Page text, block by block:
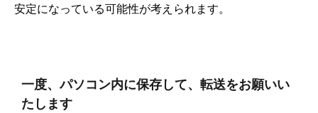
安定になっている可能性が考えられます。
一度、パソコン内に保存して、転送をお願いい
たします